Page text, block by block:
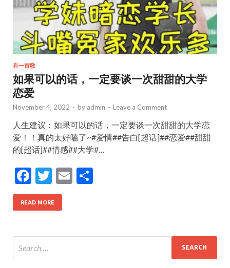
有一首歌
如果可以的话，一定要谈一次甜甜的大学
恋爱
November 4, 2022 - by admin - Leave a Comment
人生建议：如果可以的话，一定要谈一次甜甜的大学恋
爱！！真的太好嗑了~#爱情##告白[超话]##恋爱##甜甜
的[超话]##情感۬##大学#…
F
ac
e
o
o
T
w
itt
E
READ MORE